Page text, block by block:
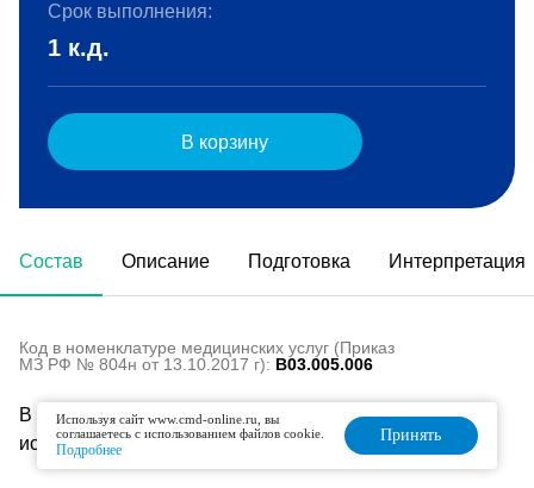
Состав Описание Подготовка Интерпретация
Код в номенклатуре медицинских услуг (Приказ
МЗ РФ № 804н от 13.10.2017 г): B03.005.006
В состав данного комплекса входят следующие
исследования:
Срок выполнения:
1 к.д.
В корзину
Используя сайт www.cmd-online.ru, вы
соглашаетесь с использованием файлов cookie.
Подробнее
Принять